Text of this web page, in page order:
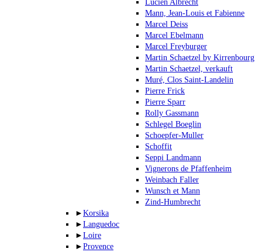
Lucien Albrecht
Mann, Jean-Louis et Fabienne
Marcel Deiss
Marcel Ebelmann
Marcel Freyburger
Martin Schaetzel by Kirrenbourg
Martin Schaetzel, verkauft
Muré, Clos Saint-Landelin
Pierre Frick
Pierre Sparr
Rolly Gassmann
Schlegel Boeglin
Schoepfer-Muller
Schoffit
Seppi Landmann
Vignerons de Pfaffenheim
Weinbach Faller
Wunsch et Mann
Zind-Humbrecht
► Korsika
► Languedoc
► Loire
► Provence